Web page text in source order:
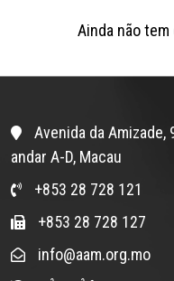
Ainda não
Avenida da Amizade,
andar A-D, Macau
+853 28 728 121
+853 28 728 127
info@aam.org.mo